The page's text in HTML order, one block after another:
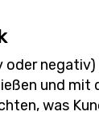
und mit
was